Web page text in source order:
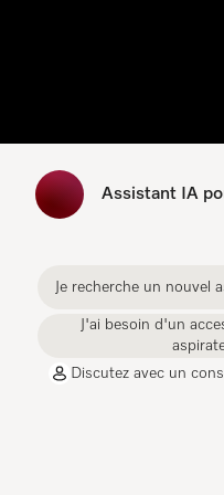
Assistant IA
Je recherche un nouvel
J'ai besoin d'un
Discutez avec un